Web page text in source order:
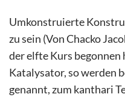
Umkonstruierte
zu sein (Von Chacko
der elfte Kurs begonnen
Katalysator, so werden
genannt, zum kanthari